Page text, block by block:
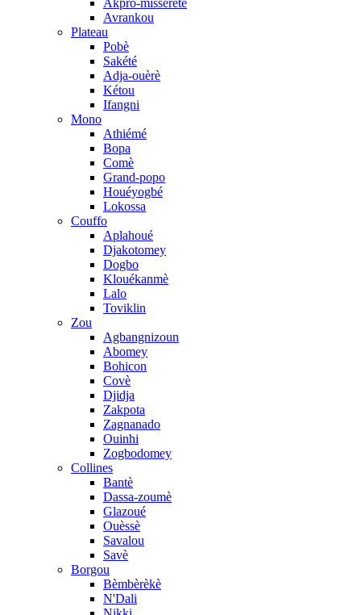
Akpro-missérété
Avrankou
Plateau
Pobè
Sakété
Adja-ouèrè
Kétou
Ifangni
Mono
Athiémé
Bopa
Comè
Grand-popo
Houéyogbé
Lokossa
Couffo
Aplahoué
Djakotomey
Dogbo
Klouékanmè
Lalo
Toviklin
Zou
Agbangnizoun
Abomey
Bohicon
Covè
Djidja
Zakpota
Zagnanado
Ouinhi
Zogbodomey
Collines
Bantè
Dassa-zoumè
Glazoué
Ouèssè
Savalou
Savè
Borgou
Bèmbèrèkè
N'Dali